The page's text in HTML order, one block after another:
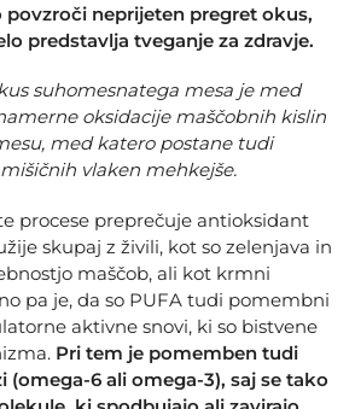
neprijeten pregret okus,
predstavlja tveganje za zdravje.
suhomesnatega mesa je med
oksidacije maščobnih kislin
med katero postane tudi
vlaken mehkejše.
procese preprečuje antioksidant
skupaj z živili, kot so zelenjava in
maščob, ali kot krmni
pa je, da so PUFA tudi pomembni
aktivne snovi, ki so bistvene
Pri tem je pomemben tudi
(omega-6 ali omega-3), saj se tako